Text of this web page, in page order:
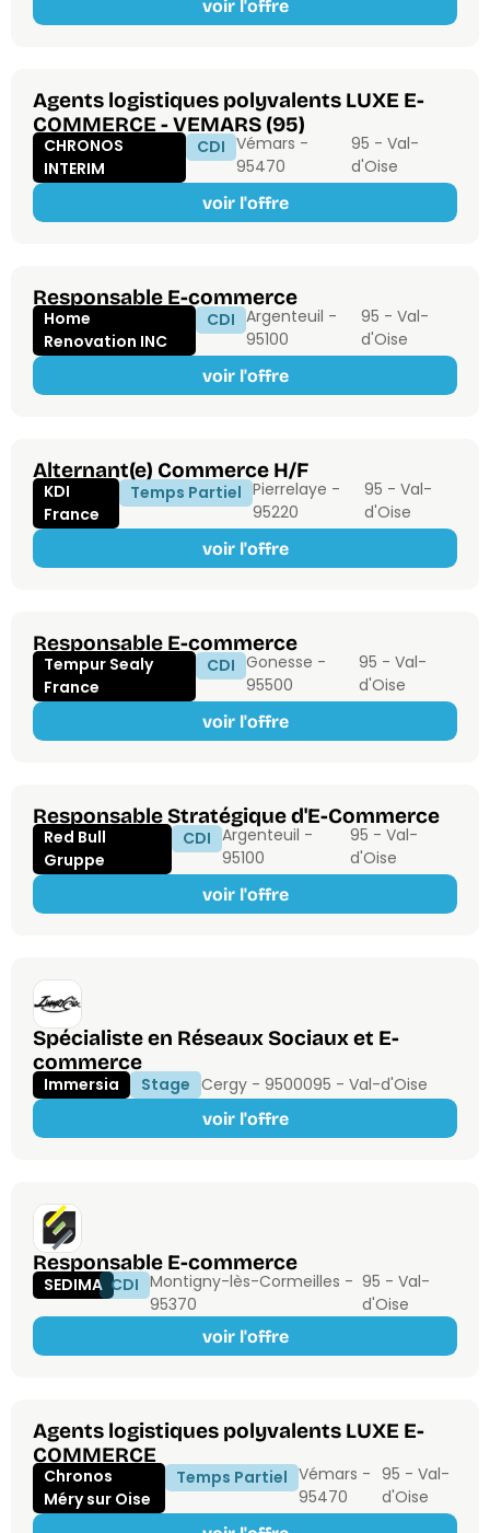
voir l'offre
Agents logistiques polyvalents LUXE E-
COMMERCE - VEMARS (95)
CHRONOS
INTERIM
CDI Vémars -
95470
95 - Val-
d'Oise
voir l'offre
Responsable E-commerce
Home
Renovation INC
CDI Argenteuil -
95100
95 - Val-
d'Oise
voir l'offre
Alternant(e) Commerce H/F
KDI
France
Temps Partiel Pierrelaye -
95220
95 - Val-
d'Oise
voir l'offre
Responsable E-commerce
Tempur Sealy
France
CDI Gonesse -
95500
95 - Val-
d'Oise
voir l'offre
Responsable Stratégique d'E-Commerce
Red Bull
Gruppe
CDI Argenteuil -
95100
95 - Val-
d'Oise
voir l'offre
Spécialiste en Réseaux Sociaux et E-
commerce
Immersia Stage Cergy - 9500095 - Val-d'Oise
voir l'offre
Responsable E-commerce
SEDIMA CDI Montigny-lès-Cormeilles -
95370
95 - Val-
d'Oise
voir l'offre
Agents logistiques polyvalents LUXE E-
COMMERCE
Chronos
Méry sur Oise
Temps Partiel Vémars -
95470
95 - Val-
d'Oise